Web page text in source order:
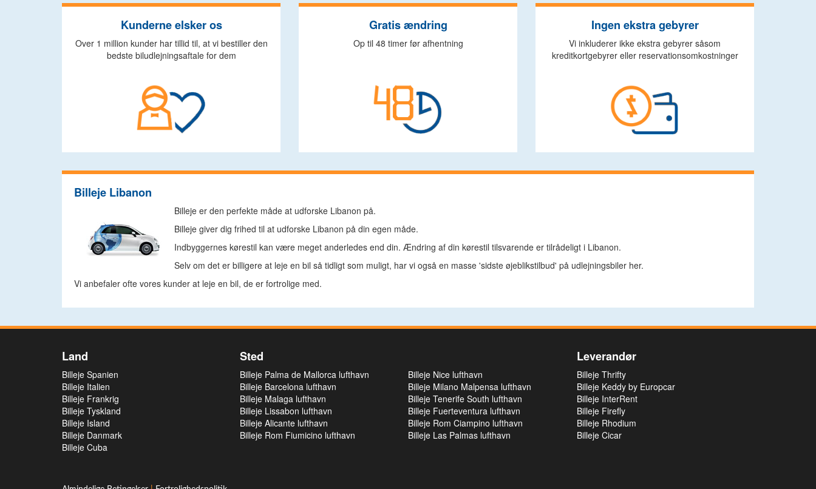
Kunderne elsker os
Over 1 million kunder har tillid til, at vi bestiller den
bedste biludlejningsaftale for dem
Gratis ændring
Op til 48 timer før afhentning
Ingen ekstra gebyrer
Vi inkluderer ikke ekstra gebyrer såsom
kreditkortgebyrer eller reservationsomkostninger
Billeje Libanon
Billeje er den perfekte måde at udforske Libanon på.
Billeje giver dig frihed til at udforske Libanon på din egen måde.
Indbyggernes kørestil kan være meget anderledes end din. Ændring af din kørestil tilsvarende er tilrådeligt i Libanon.
Selv om det er billigere at leje en bil så tidligt som muligt, har vi også en masse 'sidste øjeblikstilbud' på udlejningsbiler her.
Vi anbefaler ofte vores kunder at leje en bil, de er fortrolige med.
Land
Billeje Spanien
Billeje Italien
Billeje Frankrig
Billeje Tyskland
Billeje Island
Billeje Danmark
Billeje Cuba
Sted
Billeje Palma de Mallorca lufthavn
Billeje Barcelona lufthavn
Billeje Malaga lufthavn
Billeje Lissabon lufthavn
Billeje Alicante lufthavn
Billeje Rom Fiumicino lufthavn
Billeje Nice lufthavn
Billeje Milano Malpensa lufthavn
Billeje Tenerife South lufthavn
Billeje Fuerteventura lufthavn
Billeje Rom Ciampino lufthavn
Billeje Las Palmas lufthavn
Leverandør
Billeje Thrifty
Billeje Keddy by Europcar
Billeje InterRent
Billeje Firefly
Billeje Rhodium
Billeje Cicar